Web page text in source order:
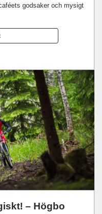
godsaker och mysigt
– Högbo